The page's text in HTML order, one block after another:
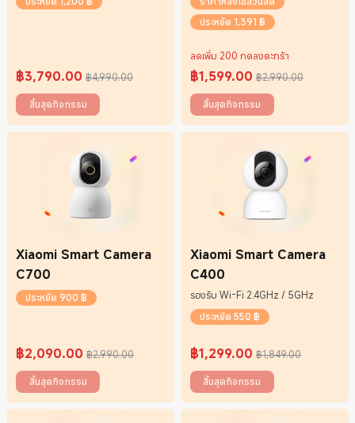
฿3,790.00
Current Price ฿3790
฿4,990.00
ราคาโปรโมชั่น ฿4,990.00
สิ้นสุดกิจกรรม
ประหยัด 1,391 ฿
ลดเพิ่ม 200 กดลงตะกร้า
฿1,599.00
Current Price ฿1599
฿2,990.00
ราคาโปรโมชั่น ฿2,990.00
สิ้นสุดกิจกรรม
Xiaomi Smart Camera
C700
ประหยัด 900 ฿
฿2,090.00
Current Price ฿2090
฿2,990.00
ราคาโปรโมชั่น ฿2,990.00
สิ้นสุดกิจกรรม
Xiaomi Smart Camera
C400
รองรับ Wi-Fi 2.4GHz / 5GHz
ประหยัด 550 ฿
฿1,299.00
Current Price ฿1299
฿1,849.00
ราคาโปรโมชั่น ฿1,849.00
สิ้นสุดกิจกรรม